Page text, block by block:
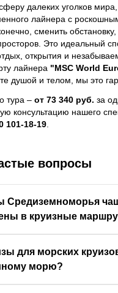
далеких уголков
лайнера с
сменить
Это идеальный
открытия и
лайнера "MSC World
душой и телом, мы это
тура – от 73 340 руб. за
консультацию нашего
101-18-19
вопросы
Средиземноморья
в круизные
для морских
морю?